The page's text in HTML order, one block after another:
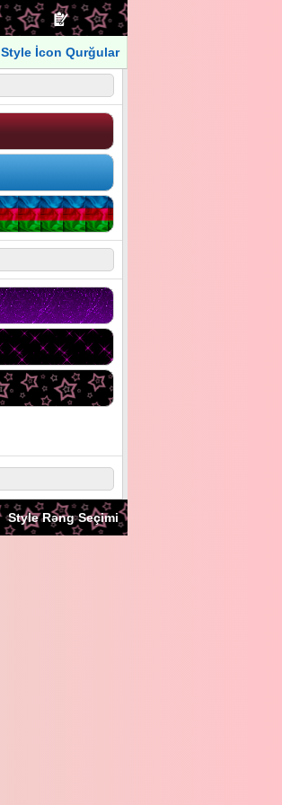
Style İcon Qurğular
Style Rəng Seçimi